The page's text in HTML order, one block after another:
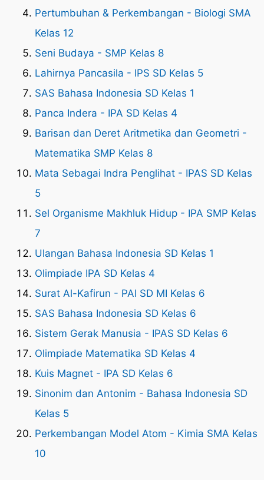
Pertumbuhan & Perkembangan - Biologi SMA
Kelas 12
Seni Budaya - SMP Kelas 8
Lahirnya Pancasila - IPS SD Kelas 5
SAS Bahasa Indonesia SD Kelas 1
Panca Indera - IPA SD Kelas 4
Barisan dan Deret Aritmetika dan Geometri -
Matematika SMP Kelas 8
Mata Sebagai Indra Penglihat - IPAS SD Kelas
5
Sel Organisme Makhluk Hidup - IPA SMP Kelas
7
Ulangan Bahasa Indonesia SD Kelas 1
Olimpiade IPA SD Kelas 4
Surat Al-Kafirun - PAI SD MI Kelas 6
SAS Bahasa Indonesia SD Kelas 6
Sistem Gerak Manusia - IPAS SD Kelas 6
Olimpiade Matematika SD Kelas 4
Kuis Magnet - IPA SD Kelas 6
Sinonim dan Antonim - Bahasa Indonesia SD
Kelas 5
Perkembangan Model Atom - Kimia SMA Kelas
10